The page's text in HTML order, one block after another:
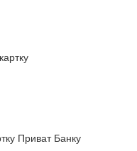
Приват Банку